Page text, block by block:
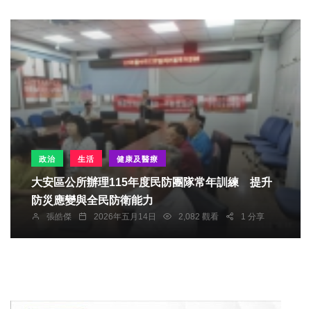
政治 生活 健康及醫療
大安區公所辦理115年度民防團隊常年訓練 提升
防災應變與全民防衛能力
張皓傑 2026年五月14日 2,082 觀看 1 分享